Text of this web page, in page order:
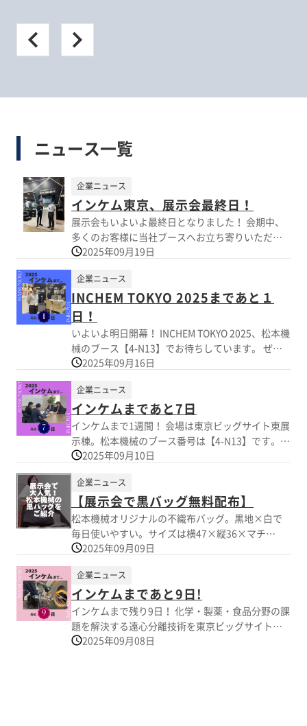
ニュース一覧
インケム東京、展示会最終日！
企業ニュース
展示会もいよいよ最終日となりました！ 会期中、
多くのお客様に当社ブースへお立ち寄りいただ
き、誠にありがとうございます。 本日がラストチ
いただければ幸いです。 スタッフ一同、皆さまの
ご来場を心よりお待ちしております！
2025年09月19日
INCHEM TOKYO 2025まであと１
日！
企業ニュース
いよいよ明日開幕！ INCHEM TOKYO 2025、松本機
械のブース【4-N13】でお待ちしています。 ぜひ
お気軽にお立ち寄りください！
2025年09月16日
インケムまであと7日
企業ニュース
インケムまで1週間！ 会場は東京ビッグサイト東展
示棟。松本機械のブース番号は【4-N13】です。
特別講演会A会場の前で皆さまをお待ちしていま
2025年09月10日
【展示会で黒バッグ無料配布】
企業ニュース
松本機械オリジナルの不織布バッグ。黒地×白で
毎日使いやすい。サイズは横47×縦36×マチ
8.5cm、A3も余裕です。 社長は毎日、PC・水筒・
は「クリーニングに便利」「旅行のお土産用に最
適」と好評。 赤色も作りましたが「目立ちすぎ
る」の声があり、黒×白を増産。 INCHEM TOKYO
2025（9/17〜19＠東京ビッグサイト）で配布しま
す。 詳しくはリンクへ。
2025年09月09日
インケムまであと9日!
企業ニュース
インケムまで残り9日！ 化学・製薬・食品分野の課
題を解決する遠心分離技術を東京ビッグサイトで
ご紹介します。 現場での課題解決を一緒に考えま
2025年09月08日